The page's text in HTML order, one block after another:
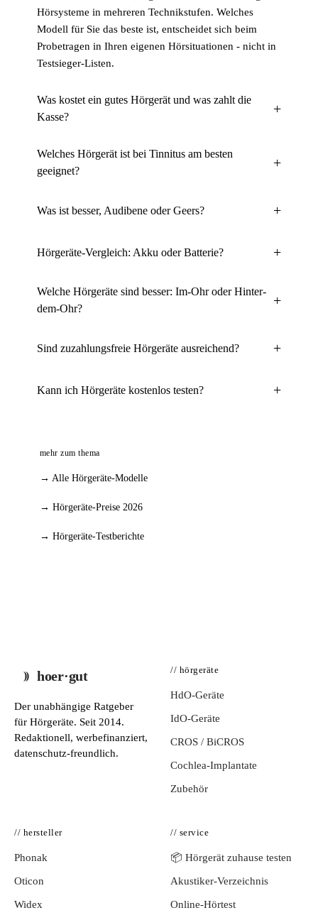
Hörsysteme in mehreren Technikstufen. Welches
Modell für Sie das beste ist, entscheidet sich beim
Probetragen in Ihren eigenen Hörsituationen - nicht in
Testsieger-Listen.
Was kostet ein gutes Hörgerät und was zahlt die
Kasse?
Welches Hörgerät ist bei Tinnitus am besten
geeignet?
Was ist besser, Audibene oder Geers?
Hörgeräte-Vergleich: Akku oder Batterie?
Welche Hörgeräte sind besser: Im-Ohr oder Hinter-
dem-Ohr?
Sind zuzahlungsfreie Hörgeräte ausreichend?
Kann ich Hörgeräte kostenlos testen?
mehr zum thema
→ Alle Hörgeräte-Modelle
→ Hörgeräte-Preise 2026
→ Hörgeräte-Testberichte
hoer·gut
Der unabhängige Ratgeber
für Hörgeräte. Seit 2014.
Redaktionell, werbefinanziert,
datenschutz-freundlich.
// hörgeräte
HdO-Geräte
IdO-Geräte
CROS / BiCROS
Cochlea-Implantate
Zubehör
// hersteller
Phonak
Oticon
Widex
// service
📦 Hörgerät zuhause testen
Akustiker-Verzeichnis
Online-Hörtest